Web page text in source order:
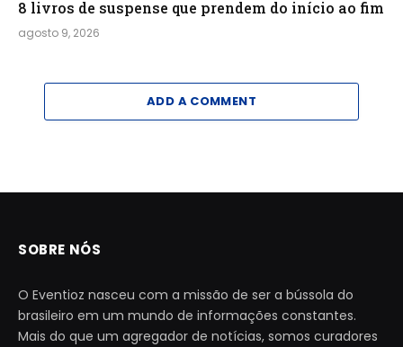
8 livros de suspense que prendem do início ao fim
agosto 9, 2026
ADD A COMMENT
SOBRE NÓS
O Eventioz nasceu com a missão de ser a bússola do
brasileiro em um mundo de informações constantes.
Mais do que um agregador de notícias, somos curadores